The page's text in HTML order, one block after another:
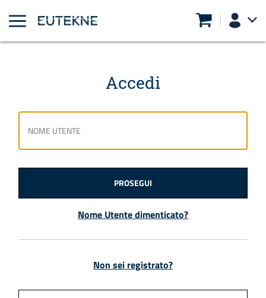
Accedi
PROSEGUI
Nome Utente dimenticato?
Non sei registrato?